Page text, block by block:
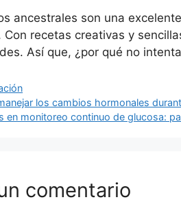
ancestrales son una
Con recetas creativas y
Así que, ¿por qué no
los cambios hormonales
en monitoreo continuo de glucosa:
comentario